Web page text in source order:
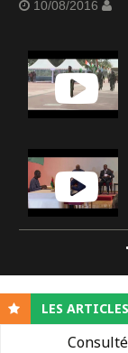
10/08/2016
LES